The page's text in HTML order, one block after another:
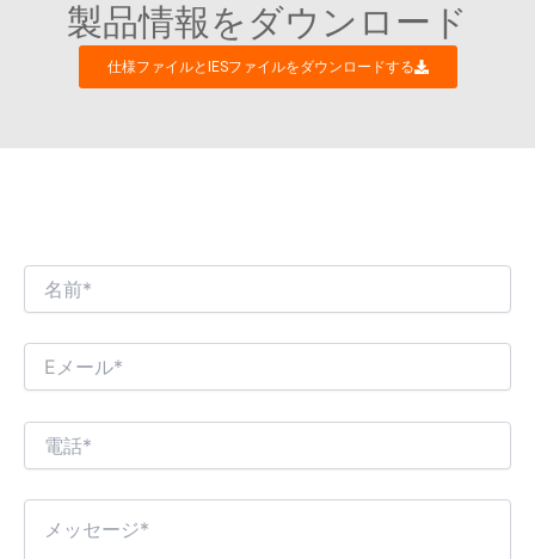
製品情報をダウンロード
仕様ファイルとIESファイルをダウンロードする